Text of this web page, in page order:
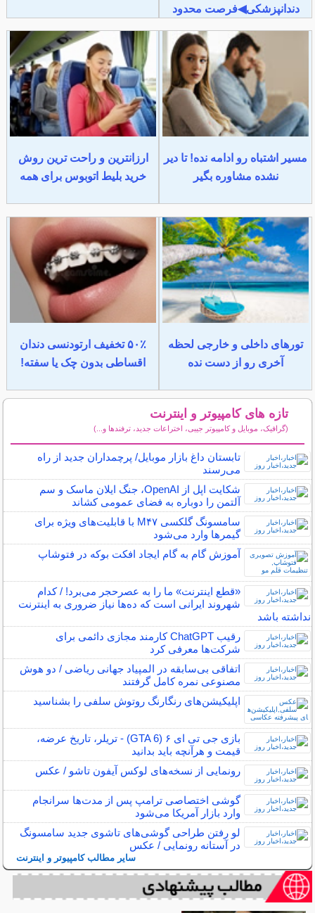
دندانپزشکی◀فرصت محدود
مسیر اشتباه رو ادامه نده! تا دیر
نشده مشاوره بگیر
ارزانترین و راحت ترین روش
خرید بلیط اتوبوس برای همه
تورهای داخلی و خارجی لحظه
آخری رو از دست نده
۵۰٪ تخفیف ارتودنسی دندان
اقساطی بدون چک یا سفته!
تازه های کامپیوتر و اینترنت
(گرافیک، موبایل و کامپیوتر جیبی، اختراعات جدید، ترفندها و...)
تابستان داغ بازار موبایل/ پرچمداران جدید از راه
می‌رسند
شکایت اپل از OpenAI، جنگ ایلان ماسک و سم
آلتمن را دوباره به فضای عمومی کشاند
سامسونگ گلکسی M۴۷ با قابلیت‌های ویژه برای
گیمرها وارد می‌شود
آموزش گام به گام ایجاد افکت بوکه در فتوشاپ
«قطع اینترنت» ما را به عصرحجر می‌برد! / کدام
شهروند ایرانی است که ده‌ها نیاز ضروری به اینترنت
نداشته باشد
رقیب ChatGPT کارمند مجازی دائمی برای
شرکت‌ها معرفی کرد
اتفاقی بی‌سابقه در المپیاد جهانی ریاضی / دو هوش
مصنوعی نمره کامل گرفتند
اپلیکیشن‌های رنگارنگ روتوش سلفی را بشناسید
بازی جی تی ای ۶ (GTA 6) - تریلر، تاریخ عرضه،
قیمت و هرآنچه باید بدانید
رونمایی از نسخه‌های لوکس آیفون تاشو / عکس
گوشی اختصاصی ترامپ پس از مدت‌ها سرانجام
وارد بازار آمریکا می‌شود
لو رفتن طراحی گوشی‌های تاشوی جدید سامسونگ
در آستانه رونمایی / عکس
سایر مطالب کامپیوتر و اینترنت